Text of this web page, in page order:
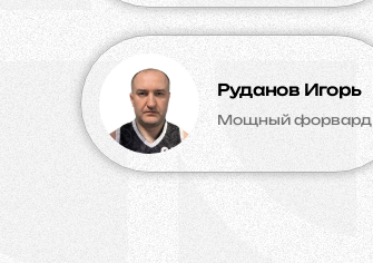
Руданов Игорь
Мощный форвард